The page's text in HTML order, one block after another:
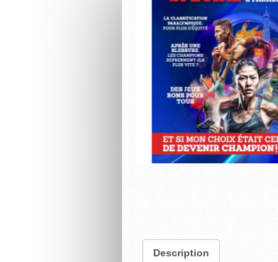
Description